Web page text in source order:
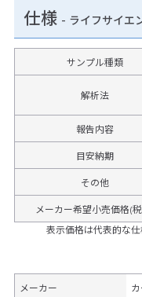
仕様 - ライフサイエ
サンプル種類
解析法
報告内容
目安納期
その他
メーカー希望小売価格(
表示価格は代表的な
メーカー